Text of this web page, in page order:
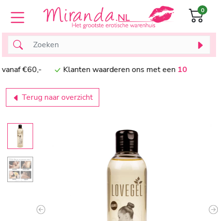
€60,- Klanten waarderen ons met een10
0
Terug naar overzicht
Previous